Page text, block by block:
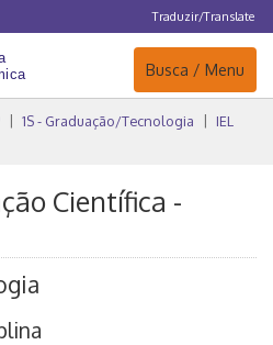
Traduzir/Translate
Navegação
Busca / Menu
1S - Graduação/Tecnologia
IEL
Científica -